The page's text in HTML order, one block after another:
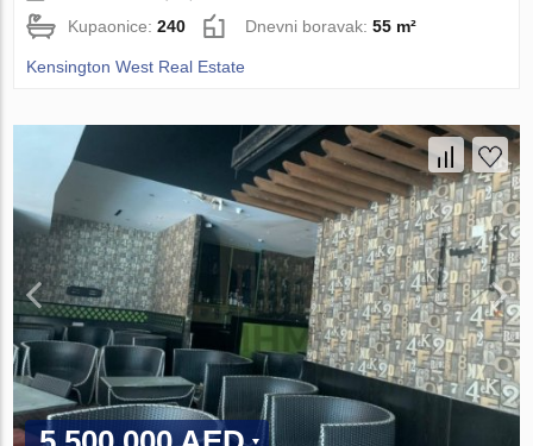
Kupaonice:240 Dnevni boravak:55 m²
Kensington West Real Estate